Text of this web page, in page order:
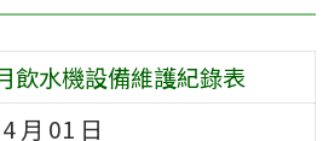
飲水機設備維護紀錄表
月 01 日